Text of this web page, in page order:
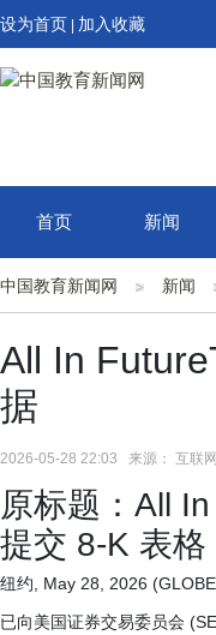
设为首页 加入收藏
首页 新闻
中国教育新闻网 新闻
All In
据
2026-05-28 22:03 来源： 互联网
原标题：All
提交 8-K 表
纽约, May 28, 2026
已向美国证券交易委员会